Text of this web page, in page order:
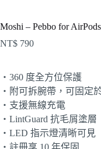
Moshi – Pebbo for
NT$ 790
・360 度全方位保護
・附可拆腕帶，可固定
・支援無線充電
・LintGuard 抗毛屑塗層
・LED 指示燈清晰可見
・註冊享 10 年保固